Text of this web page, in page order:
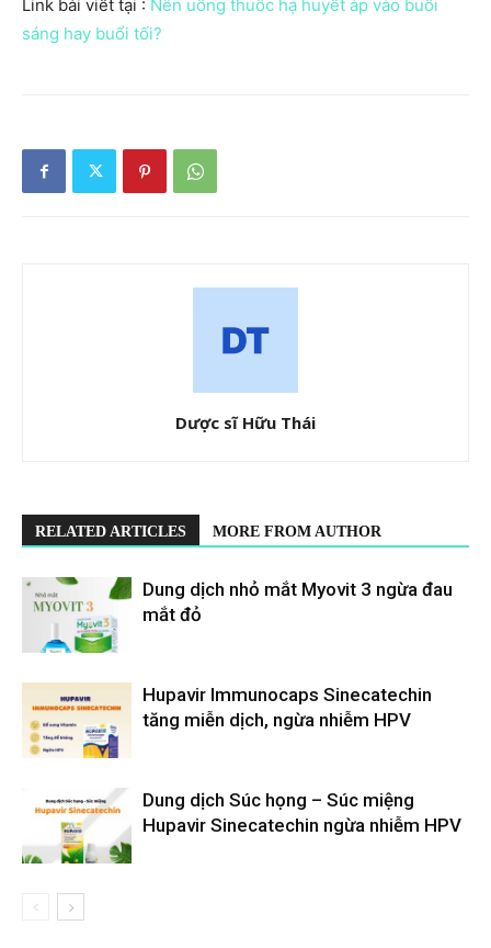
Link bài viết tại : Nên uống thuốc hạ huyết áp vào buổi
sáng hay buổi tối?
Dược sĩ Hữu Thái
RELATED ARTICLES MORE FROM AUTHOR
Dung dịch nhỏ mắt Myovit 3 ngừa đau
mắt đỏ
Hupavir Immunocaps Sinecatechin
tăng miễn dịch, ngừa nhiễm HPV
Dung dịch Súc họng – Súc miệng
Hupavir Sinecatechin ngừa nhiễm HPV